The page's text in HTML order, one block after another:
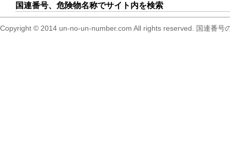
国連番号、危険物名称でサイト内を検索
Copyright © 2014 un-no-un-number.com All rights reserved. 国連番号